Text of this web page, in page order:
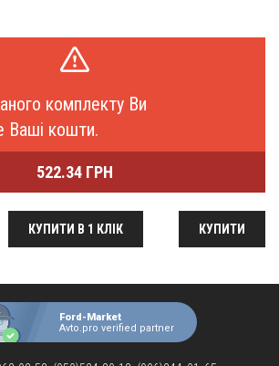
комплекту Ви
Ваші кошти.
522.34 ГРН
КУПИТИ
КУПИТИ В 1 КЛІК
Ford-Market
Avto.pro verified partner